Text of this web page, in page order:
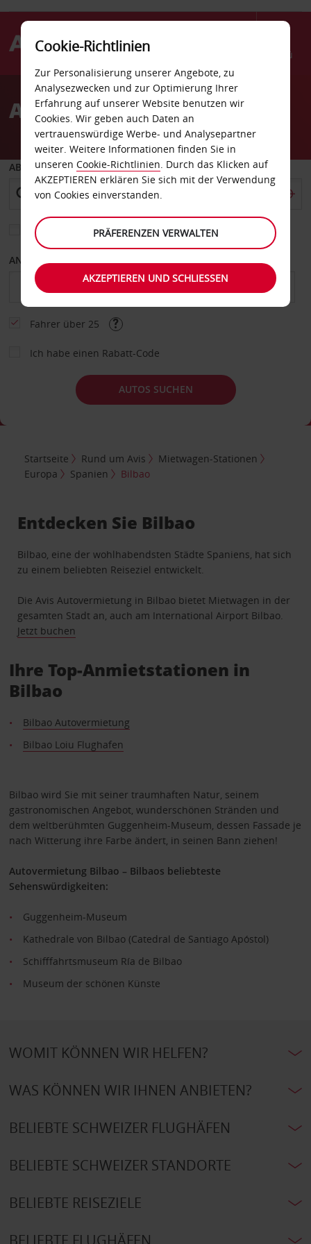
Menü
AvisAutovermietung Bilbao
ABHOLEN VON
Eine andere Rückgabestation auswählen
ANFANGSDATUM
Fahrer über 25
Ich habe einen Rabatt-Code
AUTOS SUCHEN
Startseite Rund um Avis
Mietwagen-Stationen
Europa
Spanien Bilbao
Entdecken Sie Bilbao
Bilbao, eine der wohlhabendsten Städte Spaniens, hat sich
zu einem beliebten Reiseziel entwickelt.
Die Avis Autovermietung in Bilbao bietet Mietwagen in der
gesamten Stadt an, auch am International Airport Bilbao.
Jetzt buchen
Ihre Top-Anmietstationen in
Bilbao
Bilbao Autovermietung
Bilbao Loiu Flughafen
Bilbao wird Sie mit seiner traumhaften Natur, seinem
gastronomischen Angebot, wunderschönen Stränden und
dem weltberühmten Guggenheim-Museum, dessen Fassade je
nach Witterung ihre Farbe ändert, in seinen Bann ziehen!
Autovermietung Bilbao – Bilbaos beliebteste
Sehenswürdigkeiten:
Guggenheim-Museum
Kathedrale von Bilbao (Catedral de Santiago Apóstol)
Schifffahrtsmuseum Ría de Bilbao
Museum der schönen Künste
WOMIT KÖNNEN WIR HELFEN?
WAS KÖNNEN WIR IHNEN ANBIETEN?
BELIEBTE SCHWEIZER FLUGHÄFEN
BELIEBTE SCHWEIZER STANDORTE
BELIEBTE REISEZIELE
BELIEBTE FLUGHÄFEN
Cookie-Richtlinien
Zur Personalisierung unserer Angebote, zu
Analysezwecken und zur Optimierung Ihrer
Erfahrung auf unserer Website benutzen wir
Cookies. Wir geben auch Daten an
vertrauenswürdige Werbe- und Analysepartner
weiter. Weitere Informationen finden Sie in
unseren Cookie-Richtlinien. Durch das Klicken auf
AKZEPTIEREN erklären Sie sich mit der Verwendung
von Cookies einverstanden.
PRÄFERENZEN VERWALTEN
AKZEPTIEREN UND SCHLIESSEN